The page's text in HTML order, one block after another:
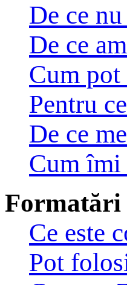
De ce
De ce
Cum pot
Pentru
De ce
Cum îmi
Formatări
Ce este
Pot